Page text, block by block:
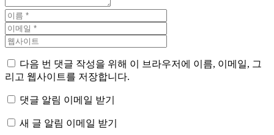
다음 번 댓글 작성을 위해 이 브라우저에 이름, 이메일, 그
리고 웹사이트를 저장합니다.
댓글 알림 이메일 받기
새 글 알림 이메일 받기